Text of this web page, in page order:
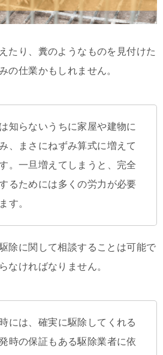
たり、糞のようなものを見付けた
の仕業かもしれません。
知らないうちに家屋や建物に
、まさにねずみ算式に増えて
。一旦増えてしまうと、完全
るためには多くの労力が必要
す。
除に関して相談することは可能で
なければなりません。
には、確実に駆除してくれる
時の保証もある駆除業者に依